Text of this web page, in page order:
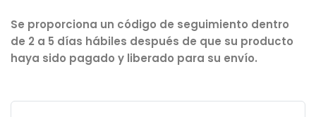
Se proporciona un código de seguimiento dentro
de 2 a 5 días hábiles después de que su producto
haya sido pagado y liberado para su envío.